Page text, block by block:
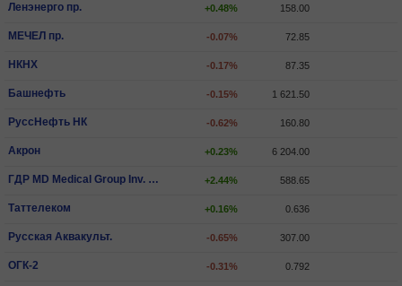
Ленэнерго пр. +0.48% 158.00
МЕЧЕЛ пр. -0.07% 72.85
НКНХ -0.17% 87.35
Башнефть -0.15% 1 621.50
РуссНефть НК -0.62% 160.80
Акрон +0.23% 6 204.00
ГДР MD Medical Group Inv. PLC +2.44% 588.65
Таттелеком +0.16% 0.636
Русская Аквакульт. -0.65% 307.00
ОГК-2 -0.31% 0.792